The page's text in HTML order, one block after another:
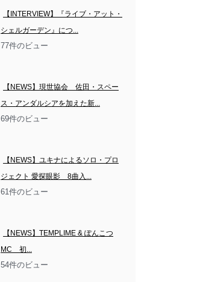
【INTERVIEW】『ライブ・アット・
シェルガーデン』につ...
77件のビュー
【NEWS】現世協会　佐田・スペー
ス・アンダルシアを加えた新...
69件のビュー
【NEWS】ユキナによるソロ・プロ
ジェクト 愛探眼影　8曲入...
61件のビュー
【NEWS】TEMPLIME & ぽんこつ
MC　初...
54件のビュー